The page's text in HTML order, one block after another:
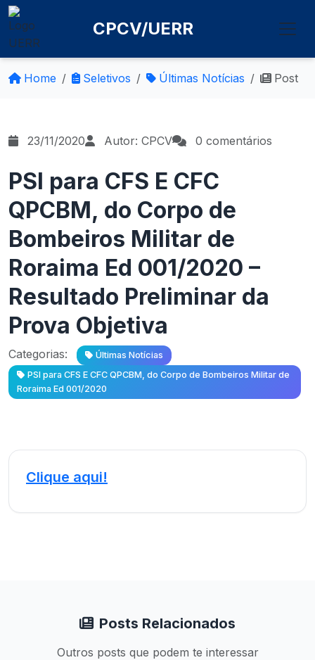
CPCV/UERR
Home Seletivos Últimas Notícias Post
23/11/2020 Autor: CPCV 0 comentários
PSI para CFS E CFC
QPCBM, do Corpo de
Bombeiros Militar de
Roraima Ed 001/2020 –
Resultado Preliminar da
Prova Objetiva
Categorias:
Últimas Notícias
PSI para CFS E CFC QPCBM, do Corpo de Bombeiros Militar de
Roraima Ed 001/2020
Clique aqui!
Posts Relacionados
Outros posts que podem te interessar